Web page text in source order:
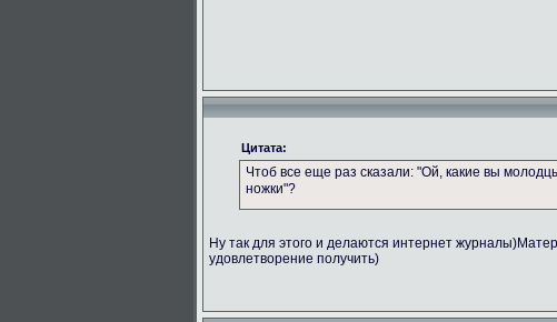
Цитата:
Чтоб все еще раз сказали: "Ой, какие вы
ножки"?
Ну так для этого и делаются интернет
удовлетворение получить)